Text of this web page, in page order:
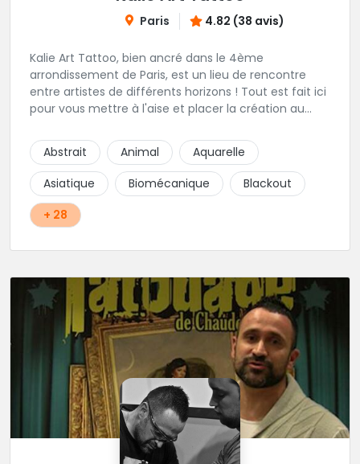
Paris 4.82 (38 avis)
Kalie Art Tattoo, bien ancré dans le 4ème
arrondissement de Paris, est un lieu de rencontre
entre artistes de différents horizons ! Tout est fait ici
pour vous mettre à l'aise et placer la création au
Abstrait
Animal
Aquarelle
Asiatique
Biomécanique
Blackout
+ 28